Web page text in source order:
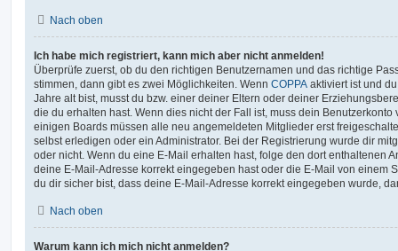
Nach oben
Ich habe mich registriert, kann mich aber nicht anmelden!
Überprüfe zuerst, ob du den richtigen Benutzernamen und das richtige
stimmen, dann gibt es zwei Möglichkeiten. Wenn COPPA aktiviert ist und
Jahre alt bist, musst du bzw. einer deiner Eltern oder deiner
die du erhalten hast. Wenn dies nicht der Fall ist, muss dein
einigen Boards müssen alle neu angemeldeten Mitglieder erst
selbst erledigen oder ein Administrator. Bei der Registrierung wurde dir
oder nicht. Wenn du eine E-Mail erhalten hast, folge den dort enthaltenen
deine E-Mail-Adresse korrekt eingegeben hast oder die E-Mail von einem
du dir sicher bist, dass deine E-Mail-Adresse korrekt eingegeben wurde,
Nach oben
Warum kann ich mich nicht anmelden?